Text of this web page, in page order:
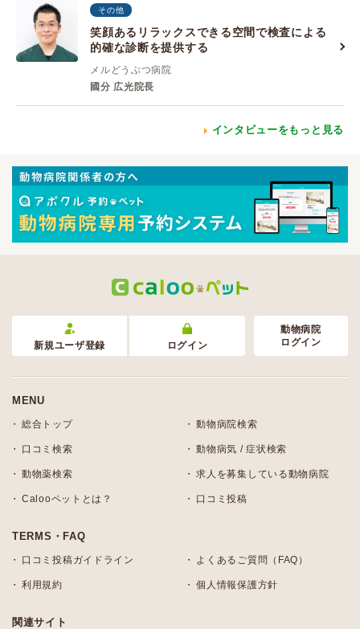
その他
笑顔あるリラックスできる空間で検査による
的確な診断を提供する
メルどうぶつ病院
國分 広光院長
インタビューをもっと見る
新規ユーザ登録 ログイン
動物病院
ログイン
MENU
総合トップ 動物病院検索
口コミ検索 動物病気 / 症状検索
動物薬検索 求人を募集している動物病院
Calooペットとは？ 口コミ投稿
TERMS・FAQ
口コミ投稿ガイドライン よくあるご質問（FAQ）
利用規約 個人情報保護方針
関連サイト